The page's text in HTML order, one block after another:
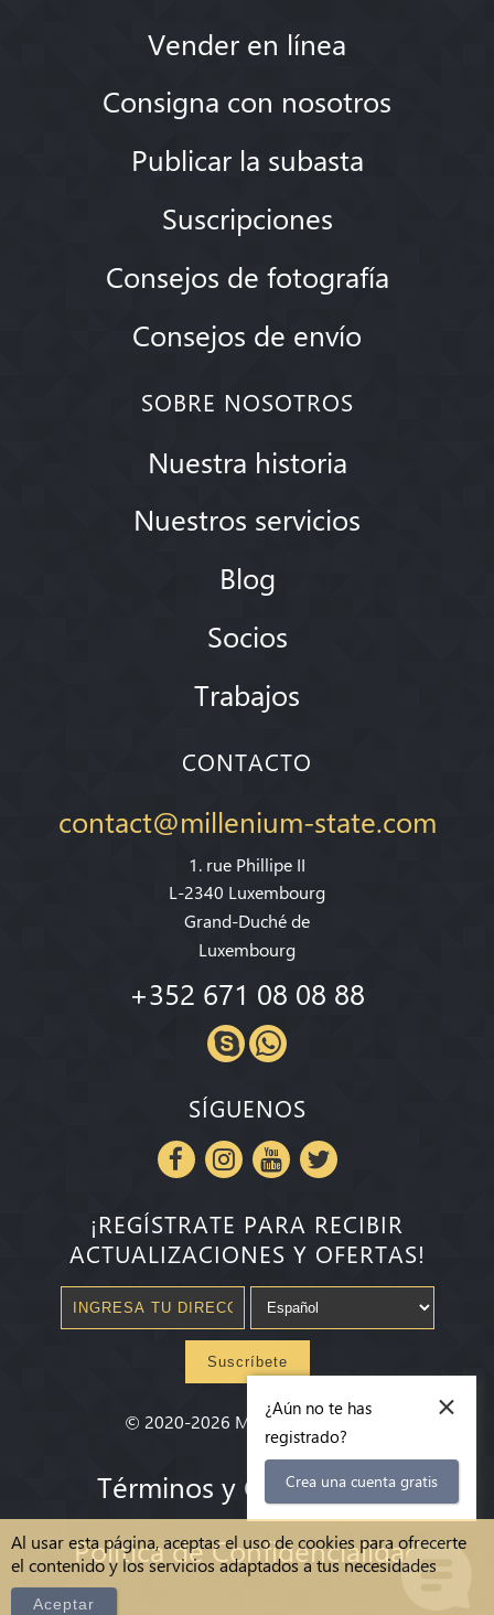
Al usar esta página, aceptas el uso de cookies para ofrecerte
el contenido y los servicios adaptados a tus necesidades
Aceptar
Vender en línea
Consigna con nosotros
Publicar la subasta
Suscripciones
Consejos de fotografía
Consejos de envío
SOBRE NOSOTROS
Nuestra historia
Nuestros servicios
Blog
Socios
Trabajos
CONTACTO
contact@millenium-state.com
1. rue Phillipe II
L-2340 Luxembourg
Grand-Duché de
Luxembourg
+352 671 08 08 88
SÍGUENOS
¡REGÍSTRATE PARA RECIBIR
ACTUALIZACIONES Y OFERTAS!
Suscríbete
© 2020-2026 Millenium State®
Términos y Condiciones
Política de Confidencialidad
×
¿Aún no te has
registrado?
Crea una cuenta gratis